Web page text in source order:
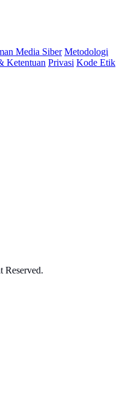
Media Siber Metodologi
Ketentuan Privasi Kode Etik
Reserved.